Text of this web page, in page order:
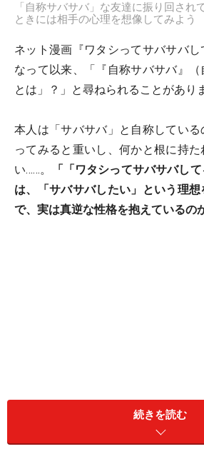
「自称サバサバ」な友達に振り回され
ときには相手の心理を想像してみよう
ネット漫画『ワタシってサバサバ
なって以来、「『自称サバサバ』
とは」？」と尋ねられることがあり
本人は「サバサバ」と自称してい
ってみると重いし、何かと根に持
い……。
「「ワタシってサバサバし
は、「サバサバしたい」という理
で、実は真逆な性格を抱えているの
このように対外的にアピールする自
続きを読む